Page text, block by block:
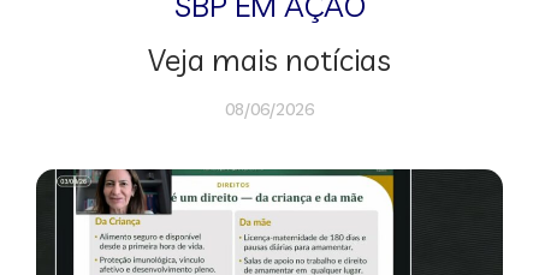
Veja mais notícias
08/06/2026